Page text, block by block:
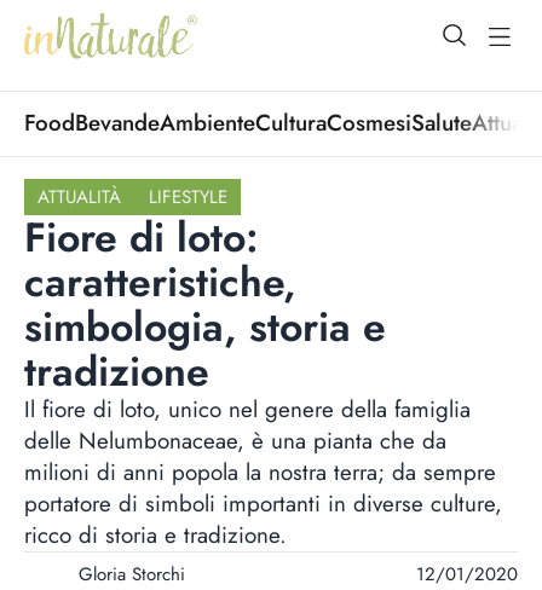
open
FoodBevandeAmbienteCulturaCosmesiSalute
ATTUALITÀ LIFESTYLE
Fiore di loto:
caratteristiche,
simbologia, storia e
tradizione
Il fiore di loto, unico nel genere della famiglia
delle Nelumbonaceae, è una pianta che da
milioni di anni popola la nostra terra; da sempre
portatore di simboli importanti in diverse culture,
ricco di storia e tradizione.
Gloria Storchi 12/01/2020